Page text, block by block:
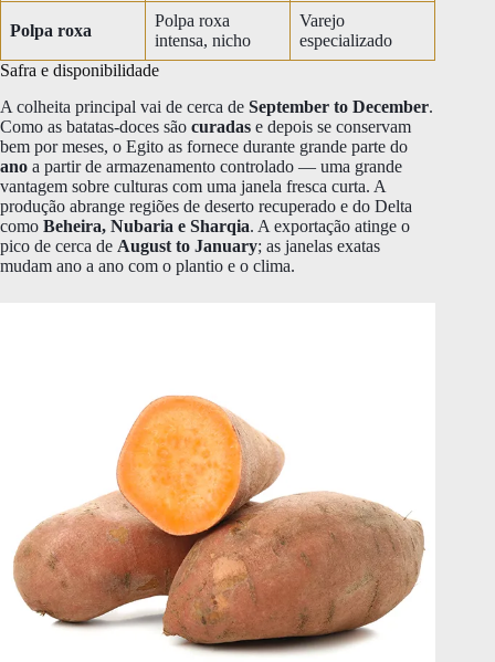
Polpa roxa
Polpa roxa
intensa, nicho
Varejo
especializado
Safra e disponibilidade
A colheita principal vai de cerca de September to December.
Como as batatas-doces são curadas e depois se conservam
bem por meses, o Egito as fornece durante grande parte do
ano a partir de armazenamento controlado — uma grande
vantagem sobre culturas com uma janela fresca curta. A
produção abrange regiões de deserto recuperado e do Delta
como Beheira, Nubaria e Sharqia. A exportação atinge o
pico de cerca de August to January; as janelas exatas
mudam ano a ano com o plantio e o clima.